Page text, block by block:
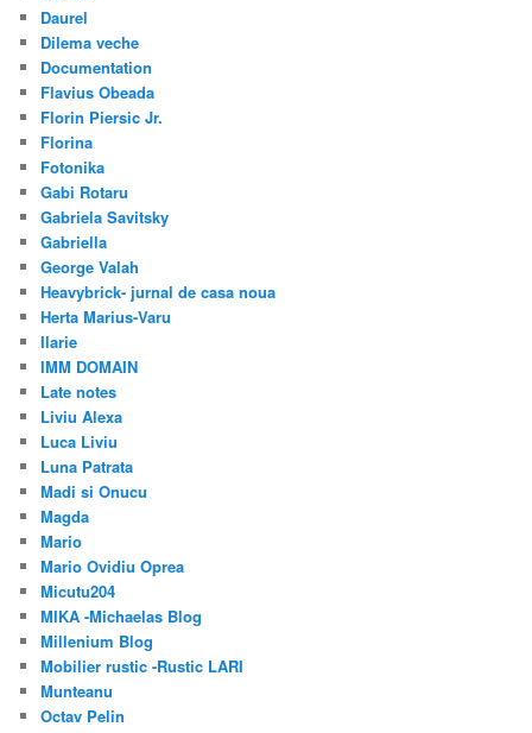
Daurel
Dilema veche
Documentation
Flavius Obeada
Florin Piersic Jr.
Florina
Fotonika
Gabi Rotaru
Gabriela Savitsky
Gabriella
George Valah
Heavybrick- jurnal de casa noua
Herta Marius-Varu
Ilarie
IMM DOMAIN
Late notes
Liviu Alexa
Luca Liviu
Luna Patrata
Madi si Onucu
Magda
Mario
Mario Ovidiu Oprea
Micutu204
MIKA -Michaelas Blog
Millenium Blog
Mobilier rustic -Rustic LARI
Munteanu
Octav Pelin